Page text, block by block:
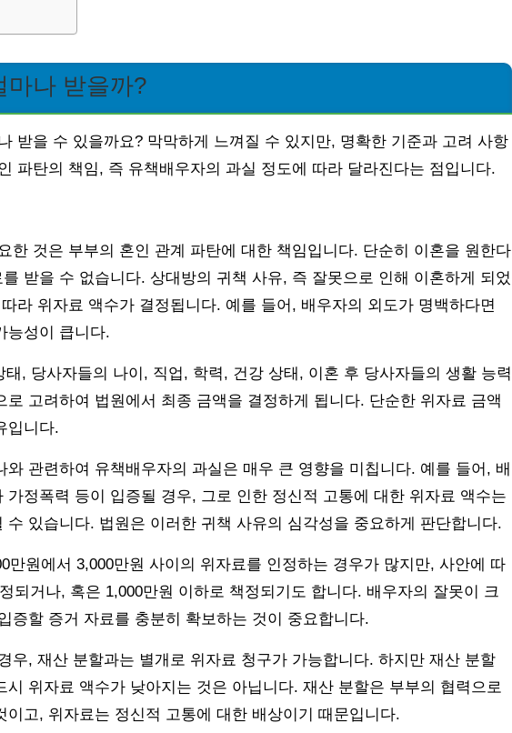
마나 받을까?
받을 수 있을까요? 막막하게 느껴질 수 있지만, 명확한 기준과 고려 사항
파탄의 책임, 즉 유책배우자의 과실 정도에 따라 달라진다는 점입니다.
한 것은 부부의 혼인 관계 파탄에 대한 책임입니다. 단순히 이혼을 원한다
받을 수 없습니다. 상대방의 귀책 사유, 즉 잘못으로 인해 이혼하게 되었
라 위자료 액수가 결정됩니다. 예를 들어, 배우자의 외도가 명백하다면
능성이 큽니다.
, 당사자들의 나이, 직업, 학력, 건강 상태, 이혼 후 당사자들의 생활 능력
로 고려하여 법원에서 최종 금액을 결정하게 됩니다. 단순한 위자료 금액
입니다.
와 관련하여 유책배우자의 과실은 매우 큰 영향을 미칩니다. 예를 들어, 배
가정폭력 등이 입증될 경우, 그로 인한 정신적 고통에 대한 위자료 액수는
수 있습니다. 법원은 이러한 귀책 사유의 심각성을 중요하게 판단합니다.
만원에서 3,000만원 사이의 위자료를 인정하는 경우가 많지만, 사안에 따
되거나, 혹은 1,000만원 이하로 책정되기도 합니다. 배우자의 잘못이 크
증할 증거 자료를 충분히 확보하는 것이 중요합니다.
우, 재산 분할과는 별개로 위자료 청구가 가능합니다. 하지만 재산 분할
시 위자료 액수가 낮아지는 것은 아닙니다. 재산 분할은 부부의 협력으로
이고, 위자료는 정신적 고통에 대한 배상이기 때문입니다.